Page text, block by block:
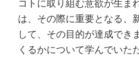
コトに取り組む意欲が生ま
は、その際に重要となる、
して、その目的が達成でき
くるかについて学んでいた